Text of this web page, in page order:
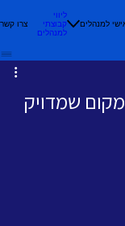
אישי למנהלים
ליווי
קבוצתי
למנהלים
צרו קשר
שמדויק